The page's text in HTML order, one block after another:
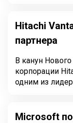
Hitachi
партнера
В канун
корпорации
одним из
Microsoft